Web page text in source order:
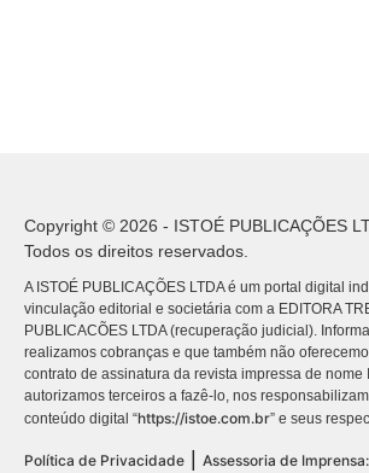
Copyright © 2026 - ISTOÉ PUBLICAÇÕES
Todos os direitos reservados.
A ISTOÉ PUBLICAÇÕES LTDA é um portal digital
vinculação editorial e societária com a EDITORA
PUBLICACÕES LTDA (recuperação judicial).
realizamos cobranças e que também não
contrato de assinatura da revista impressa de nome
autorizamos terceiros a fazê-lo, nos
conteúdo digital “https://istoe.com.br” e seus
Política de Privacidade Assessoria de Imprensa: